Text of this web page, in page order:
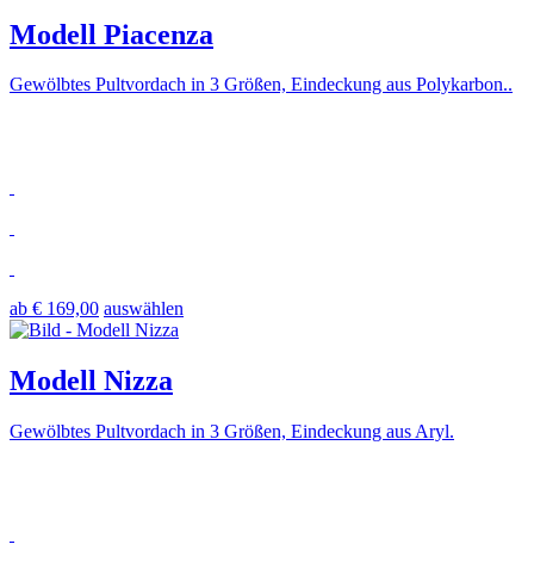
Modell Piacenza
Gewölbtes Pultvordach in 3 Größen, Eindeckung aus Polykarbon..
ab € 169,00 auswählen
Modell Nizza
Gewölbtes Pultvordach in 3 Größen, Eindeckung aus Aryl.